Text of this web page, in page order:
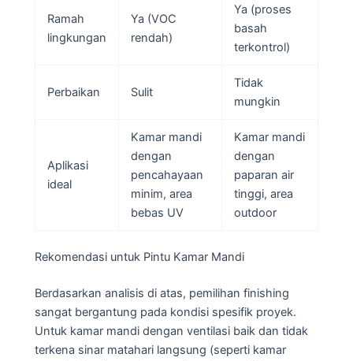
Ramah
lingkungan
Ya (VOC
rendah)
Ya (proses
basah
terkontrol)
Perbaikan Sulit
Tidak
mungkin
Aplikasi
ideal
Kamar mandi
dengan
pencahayaan
minim, area
bebas UV
Kamar mandi
dengan
paparan air
tinggi, area
outdoor
Rekomendasi untuk Pintu Kamar Mandi
Berdasarkan analisis di atas, pemilihan finishing
sangat bergantung pada kondisi spesifik proyek.
Untuk kamar mandi dengan ventilasi baik dan tidak
terkena sinar matahari langsung (seperti kamar